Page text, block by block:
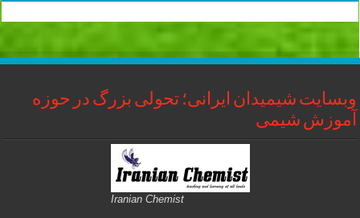
وبسایت شیمیدان ایرانی؛ تحولی بزرگ در حوزه
آموزش شیمی
Iranian Chemist